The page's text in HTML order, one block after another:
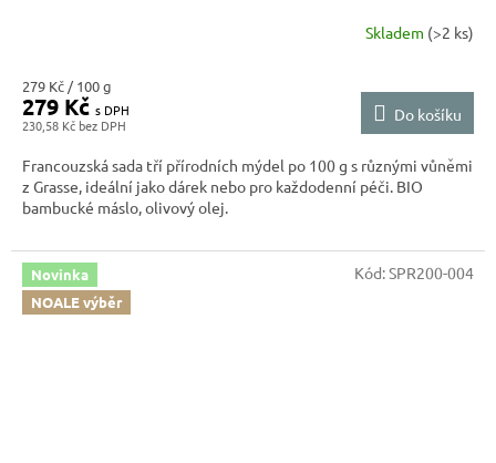
Skladem (>2 ks)
230,58 Kč
279 Kč
Měrná
cena:
279 Kč / 100 g
Do košíku
Francouzská sada tří přírodních mýdel po 100 g s různými vůněmi
z Grasse, ideální jako dárek nebo pro každodenní péči. BIO
bambucké máslo, olivový olej.
Novinka
NOALE výběr
Kód:SPR200-004